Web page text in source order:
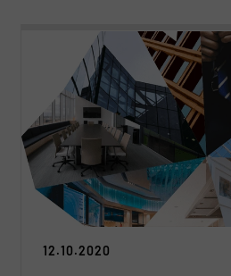
12.10.2020